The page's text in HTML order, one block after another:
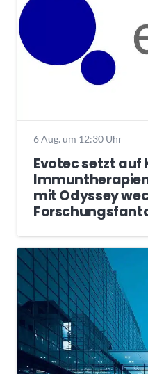
6 Aug. um 12:30 Uhr
Evotec setzt auf
mit Odyssey